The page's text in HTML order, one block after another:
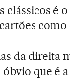
clássicos é
como
da direita
que é